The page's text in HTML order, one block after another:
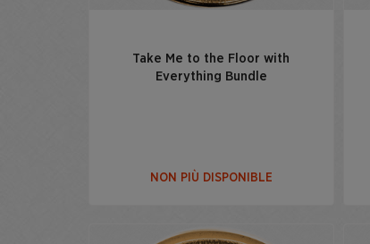
Take Me to the Floor with
Everything Bundle
NON PIÙ DISPONIBLE